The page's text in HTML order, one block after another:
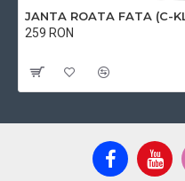
JANTA ROATA FATA (C-
259 RON